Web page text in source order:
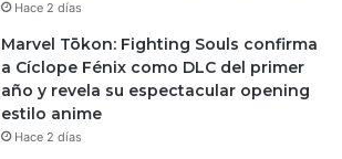
Hace 2 días
Marvel Tōkon: Fighting Souls confirma
a Cíclope Fénix como DLC del primer
año y revela su espectacular opening
estilo anime
Hace 2 días